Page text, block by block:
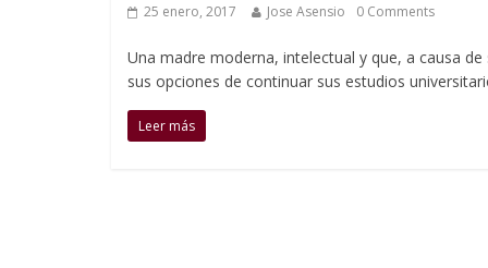
25 enero, 2017 Jose Asensio 0 Comments
Una madre moderna, intelectual y que, a causa
sus opciones de continuar sus estudios
Leer más